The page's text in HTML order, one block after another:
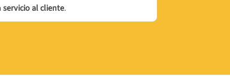
servicio al cliente.